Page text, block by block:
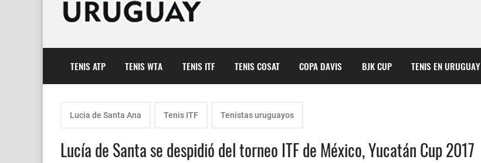
TENIS ATP TENIS WTA TENIS ITF TENIS COSAT COPA DAVIS BJK CUP TENIS EN URUGUAY
Lucia de Santa Ana Tenis ITF Tenistas uruguayos
Lucía de Santa se despidió del torneo ITF de México, Yucatán Cup 2017